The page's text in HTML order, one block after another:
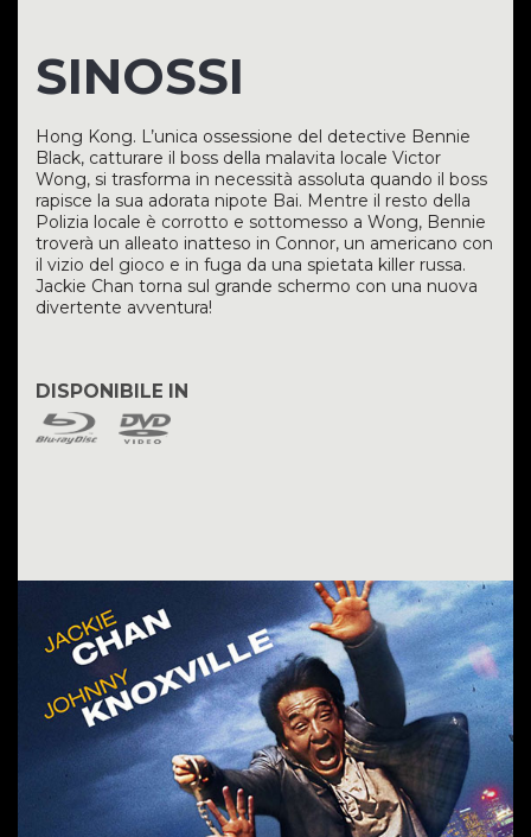
SINOSSI
Hong Kong. L’unica ossessione del detective Bennie
Black, catturare il boss della malavita locale Victor
Wong, si trasforma in necessità assoluta quando il boss
rapisce la sua adorata nipote Bai. Mentre il resto della
Polizia locale è corrotto e sottomesso a Wong, Bennie
troverà un alleato inatteso in Connor, un americano con
il vizio del gioco e in fuga da una spietata killer russa.
Jackie Chan torna sul grande schermo con una nuova
divertente avventura!
DISPONIBILE IN